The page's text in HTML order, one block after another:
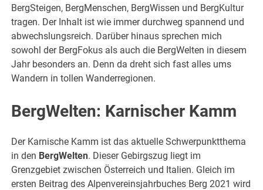
BergSteigen, BergMenschen, BergWissen und BergKultur
tragen. Der Inhalt ist wie immer durchweg spannend und
abwechslungsreich. Darüber hinaus sprechen mich
sowohl der BergFokus als auch die BergWelten in diesem
Jahr besonders an. Denn da dreht sich fast alles ums
Wandern in tollen Wanderregionen.
BergWelten: Karnischer Kamm
Der Karnische Kamm ist das aktuelle Schwerpunktthema
in den BergWelten. Dieser Gebirgszug liegt im
Grenzgebiet zwischen Österreich und Italien. Gleich im
ersten Beitrag des Alpenvereinsjahrbuches Berg 2021 wird